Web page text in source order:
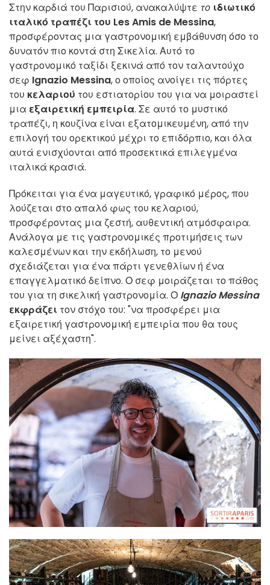
Στην καρδιά του Παρισιού, ανακαλύψτε το ιδιωτικό
ιταλικό τραπέζι του Les Amis de Messina,
προσφέροντας μια γαστρονομική εμβάθυνση όσο το
δυνατόν πιο κοντά στη Σικελία. Αυτό το
γαστρονομικό ταξίδι ξεκινά από τον ταλαντούχο
σεφ Ignazio Messina, ο οποίος ανοίγει τις πόρτες
του κελαριού του εστιατορίου του για να μοιραστεί
μια εξαιρετική εμπειρία. Σε αυτό το μυστικό
τραπέζι, η κουζίνα είναι εξατομικευμένη, από την
επιλογή του ορεκτικού μέχρι το επιδόρπιο, και όλα
αυτά ενισχύονται από προσεκτικά επιλεγμένα
ιταλικά κρασιά.
Πρόκειται για ένα μαγευτικό, γραφικό μέρος, που
λούζεται στο απαλό φως του κελαριού,
προσφέροντας μια ζεστή, αυθεντική ατμόσφαιρα.
Ανάλογα με τις γαστρονομικές προτιμήσεις των
καλεσμένων και την εκδήλωση, το μενού
σχεδιάζεται για ένα πάρτι γενεθλίων ή ένα
επαγγελματικό δείπνο. Ο σεφ μοιράζεται το πάθος
του για τη σικελική γαστρονομία. Ο Ignazio Messina
εκφράζει τον στόχο του: "να προσφέρει μια
εξαιρετική γαστρονομική εμπειρία που θα τους
μείνει αξέχαστη".